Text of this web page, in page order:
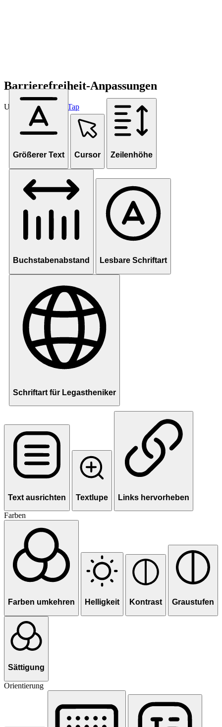
Barrierefreiheit-Anpassungen
Unterstützt von OneTap
Größerer Text Cursor Zeilenhöhe
Buchstabenabstand Lesbare Schriftart
Schriftart für Legastheniker
Text ausrichten Textlupe Links hervorheben
Farben
Farben umkehren Helligkeit Kontrast Graustufen
Sättigung
Orientierung